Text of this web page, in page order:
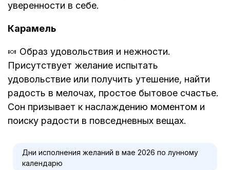
уверенности в себе.
Карамель
🍬 Образ удовольствия и нежности.
Присутствует желание испытать
удовольствие или получить утешение, найти
радость в мелочах, простое бытовое счастье.
Сон призывает к наслаждению моментом и
поиску радости в повседневных вещах.
Дни исполнения желаний в мае 2026 по лунному
календарю